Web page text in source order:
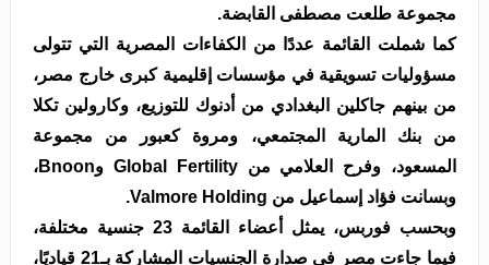
مجموعة طلعت مصطفى القابضة.
كما شملت القائمة عددًا من الكفاءات المصرية التي تتولى
مسؤوليات تسويقية في مؤسسات إقليمية كبرى خارج مصر،
من بينهم جاكلين البغدادي من أدنوك للتوزيع، وكارولين تكلا
من بنك المارية المجتمعي، ومروة كعبور من مجموعة
المسعود، وفرح العلامي من Global Fertility وBnoon،
وبسانت فؤاد إسماعيل من Valmore Holding.
وبحسب فوربس، يمثل أعضاء القائمة 23 جنسية مختلفة،
فيما جاءت مصر في صدارة الجنسيات المشاركة بـ21 قياديًا،